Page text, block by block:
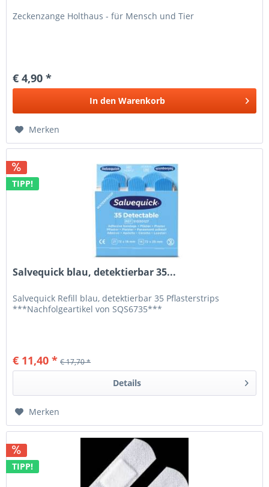
Zeckenzange Holthaus - für Mensch und Tier
€ 4,90 *
In den Warenkorb
Merken
TIPP!
Salvequick blau, detektierbar 35...
Salvequick Refill blau, detektierbar 35 Pflasterstrips
***Nachfolgeartikel von SQS6735***
€ 11,40 * € 17,70 *
Details
Merken
TIPP!